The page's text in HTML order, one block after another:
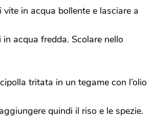
vite in acqua bollente e lasciare a
acqua fredda. Scolare nello
tritata in un tegame con l’olio
quindi il riso e le spezie.